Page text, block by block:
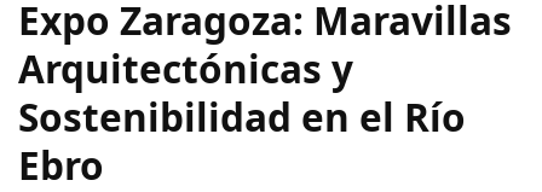
Expo Zaragoza: Maravillas
Arquitectónicas y
Sostenibilidad en el Río
Ebro